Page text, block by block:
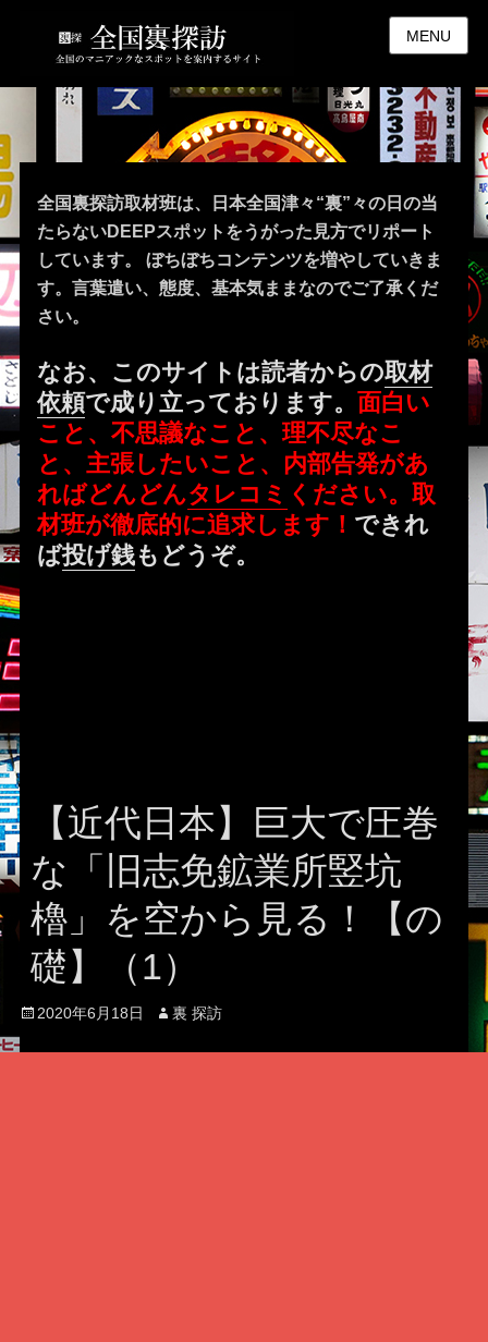
MENU
全国裏探訪取材班は、日本全国津々“裏”々の日の当
たらないDEEPスポットをうがった見方でリポート
しています。 ぼちぼちコンテンツを増やしていきま
す。言葉遣い、態度、基本気ままなのでご了承くだ
さい。
なお、このサイトは読者からの取材
依頼で成り立っております。面白い
こと、不思議なこと、理不尽なこ
と、主張したいこと、内部告発があ
ればどんどんタレコミ ください。取
材班が徹底的に追求します！ できれ
ば投げ銭もどうぞ。
【近代日本】巨大で圧巻
な「旧志免鉱業所竪坑
櫓」を空から見る！【の
礎】（1）
Posted
on
2020年6月18日 Author
裏 探訪